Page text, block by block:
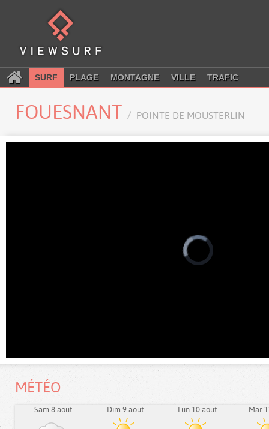
SURF PLAGE MONTAGNE VILLE TRAFIC
FOUESNANT POINTE DE MOUSTERLIN
MÉTÉO
Sam 8 août Dim 9 août Lun 10 août Mar